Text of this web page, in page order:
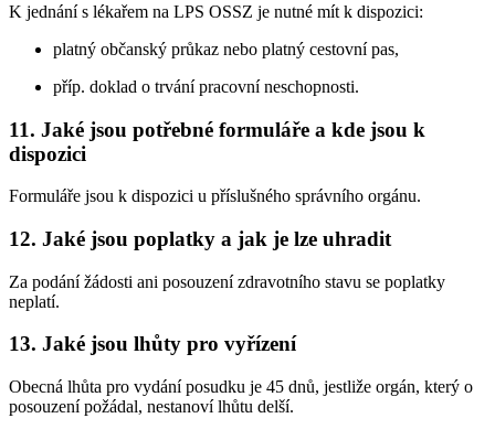
K jednání s lékařem na LPS OSSZ je nutné mít k dispozici:
platný občanský průkaz nebo platný cestovní pas,
příp. doklad o trvání pracovní neschopnosti.
11. Jaké jsou potřebné formuláře a kde jsou k
dispozici
Formuláře jsou k dispozici u příslušného správního orgánu.
12. Jaké jsou poplatky a jak je lze uhradit
Za podání žádosti ani posouzení zdravotního stavu se poplatky
neplatí.
13. Jaké jsou lhůty pro vyřízení
Obecná lhůta pro vydání posudku je 45 dnů, jestliže orgán, který o
posouzení požádal, nestanoví lhůtu delší.